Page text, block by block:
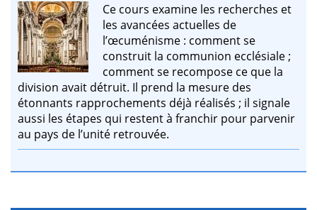
Ce cours examine les recherches et
les avancées actuelles de
l’œcuménisme : comment se
construit la communion ecclésiale ;
comment se recompose ce que la
division avait détruit. Il prend la mesure des
étonnants rapprochements déjà réalisés ; il signale
aussi les étapes qui restent à franchir pour parvenir
au pays de l’unité retrouvée.